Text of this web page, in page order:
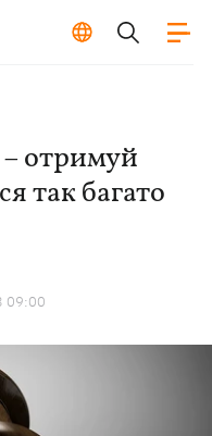
отримуй
так багато
09:00